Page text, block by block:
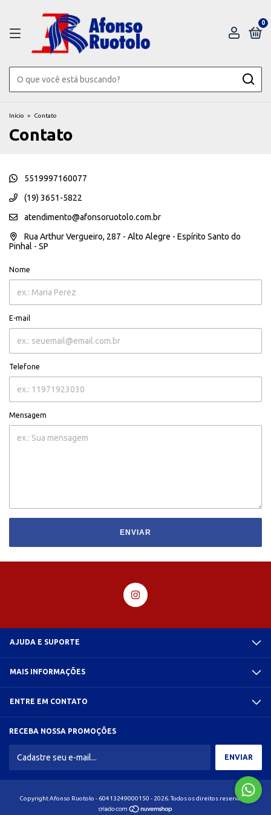
0
Início > Contato
Contato
5519997160077
(19) 3651-5822
atendimento@afonsoruotolo.com.br
Rua Arthur Vergueiro, 287 - Alto Alegre - Espírito Santo do
Pinhal - SP
Nome
E-mail
Telefone
Mensagem
ENVIAR
AJUDA E SUPORTE
MAIS INFORMAÇÕES
ENTRE EM CONTATO
RECEBA NOSSA PROMOÇÕES
Copyright Afonso Ruotolo - 60413249000150 - 2026. Todos os direitos reservados.